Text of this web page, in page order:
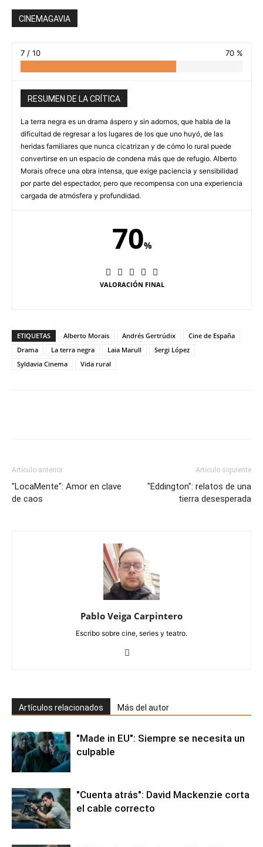
CINEMAGAVIA
7 / 10 70 %
RESUMEN DE LA CRÍTICA
La terra negra es un drama áspero y sin adornos, que habla de la
dificultad de regresar a los lugares de los que uno huyó, de las
heridas familiares que nunca cicatrizan y de cómo lo rural puede
convertirse en un espacio de condena más que de refugio. Alberto
Morais ofrece una obra intensa, que exige paciencia y sensibilidad
por parte del espectador, pero que recompensa con una experiencia
cargada de atmósfera y profundidad.
70%
VALORACIÓN FINAL
ETIQUETAS Alberto Morais Andrés Gertrúdix
Cine de España
Drama
La terra negra Laia Marull
Sergi López
Syldavia Cinema
Vida rural
Artículo anterior
"LocaMente": Amor en clave
de caos
Artículo siguiente
"Eddington": relatos de una
tierra desesperada
Pablo Veiga Carpintero
Escribo sobre cine, series y teatro.
Artículos relacionados Más del autor
"Made in EU": Siempre se necesita un
culpable
"Cuenta atrás": David Mackenzie corta
el cable correcto